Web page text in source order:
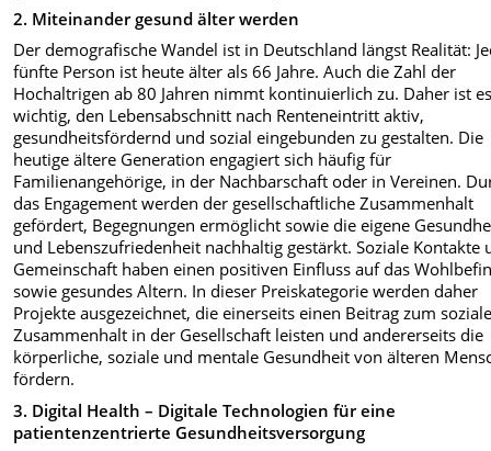
2. Miteinander gesund älter werden
Der demografische Wandel ist in Deutschland längst Realität:
fünfte Person ist heute älter als 66 Jahre. Auch die Zahl der
Hochaltrigen ab 80 Jahren nimmt kontinuierlich zu. Daher ist
wichtig, den Lebensabschnitt nach Renteneintritt aktiv,
gesundheitsfördernd und sozial eingebunden zu gestalten. Die
heutige ältere Generation engagiert sich häufig für
Familienangehörige, in der Nachbarschaft oder in Vereinen.
das Engagement werden der gesellschaftliche Zusammenhalt
gefördert, Begegnungen ermöglicht sowie die eigene
und Lebenszufriedenheit nachhaltig gestärkt. Soziale Kontakte
Gemeinschaft haben einen positiven Einfluss auf das
sowie gesundes Altern. In dieser Preiskategorie werden daher
Projekte ausgezeichnet, die einerseits einen Beitrag zum
Zusammenhalt in der Gesellschaft leisten und andererseits die
körperliche, soziale und mentale Gesundheit von älteren
fördern.
3. Digital Health – Digitale Technologien für eine
patientenzentrierte Gesundheitsversorgung